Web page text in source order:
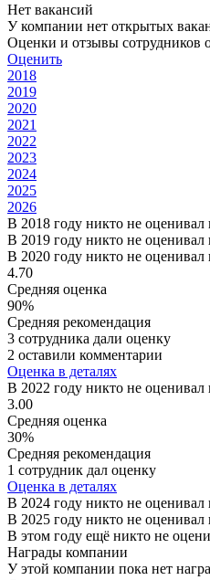
Нет вакансий
У компании нет открытых
Оценки и отзывы сотрудников
Оценить
2018
2019
2020
2021
2022
2023
2024
2025
2026
В 2018 году никто не
В 2019 году никто не
В 2020 году никто не
4.70
Средняя оценка
90%
Средняя рекомендация
3 сотрудника дали оценку
2 оставили комментарии
Оценка в деталях
В 2022 году никто не
3.00
Средняя оценка
30%
Средняя рекомендация
1 сотрудник дал оценку
Оценка в деталях
В 2024 году никто не
В 2025 году никто не
В этом году ещё никто не
Награды компании
У этой компании пока нет